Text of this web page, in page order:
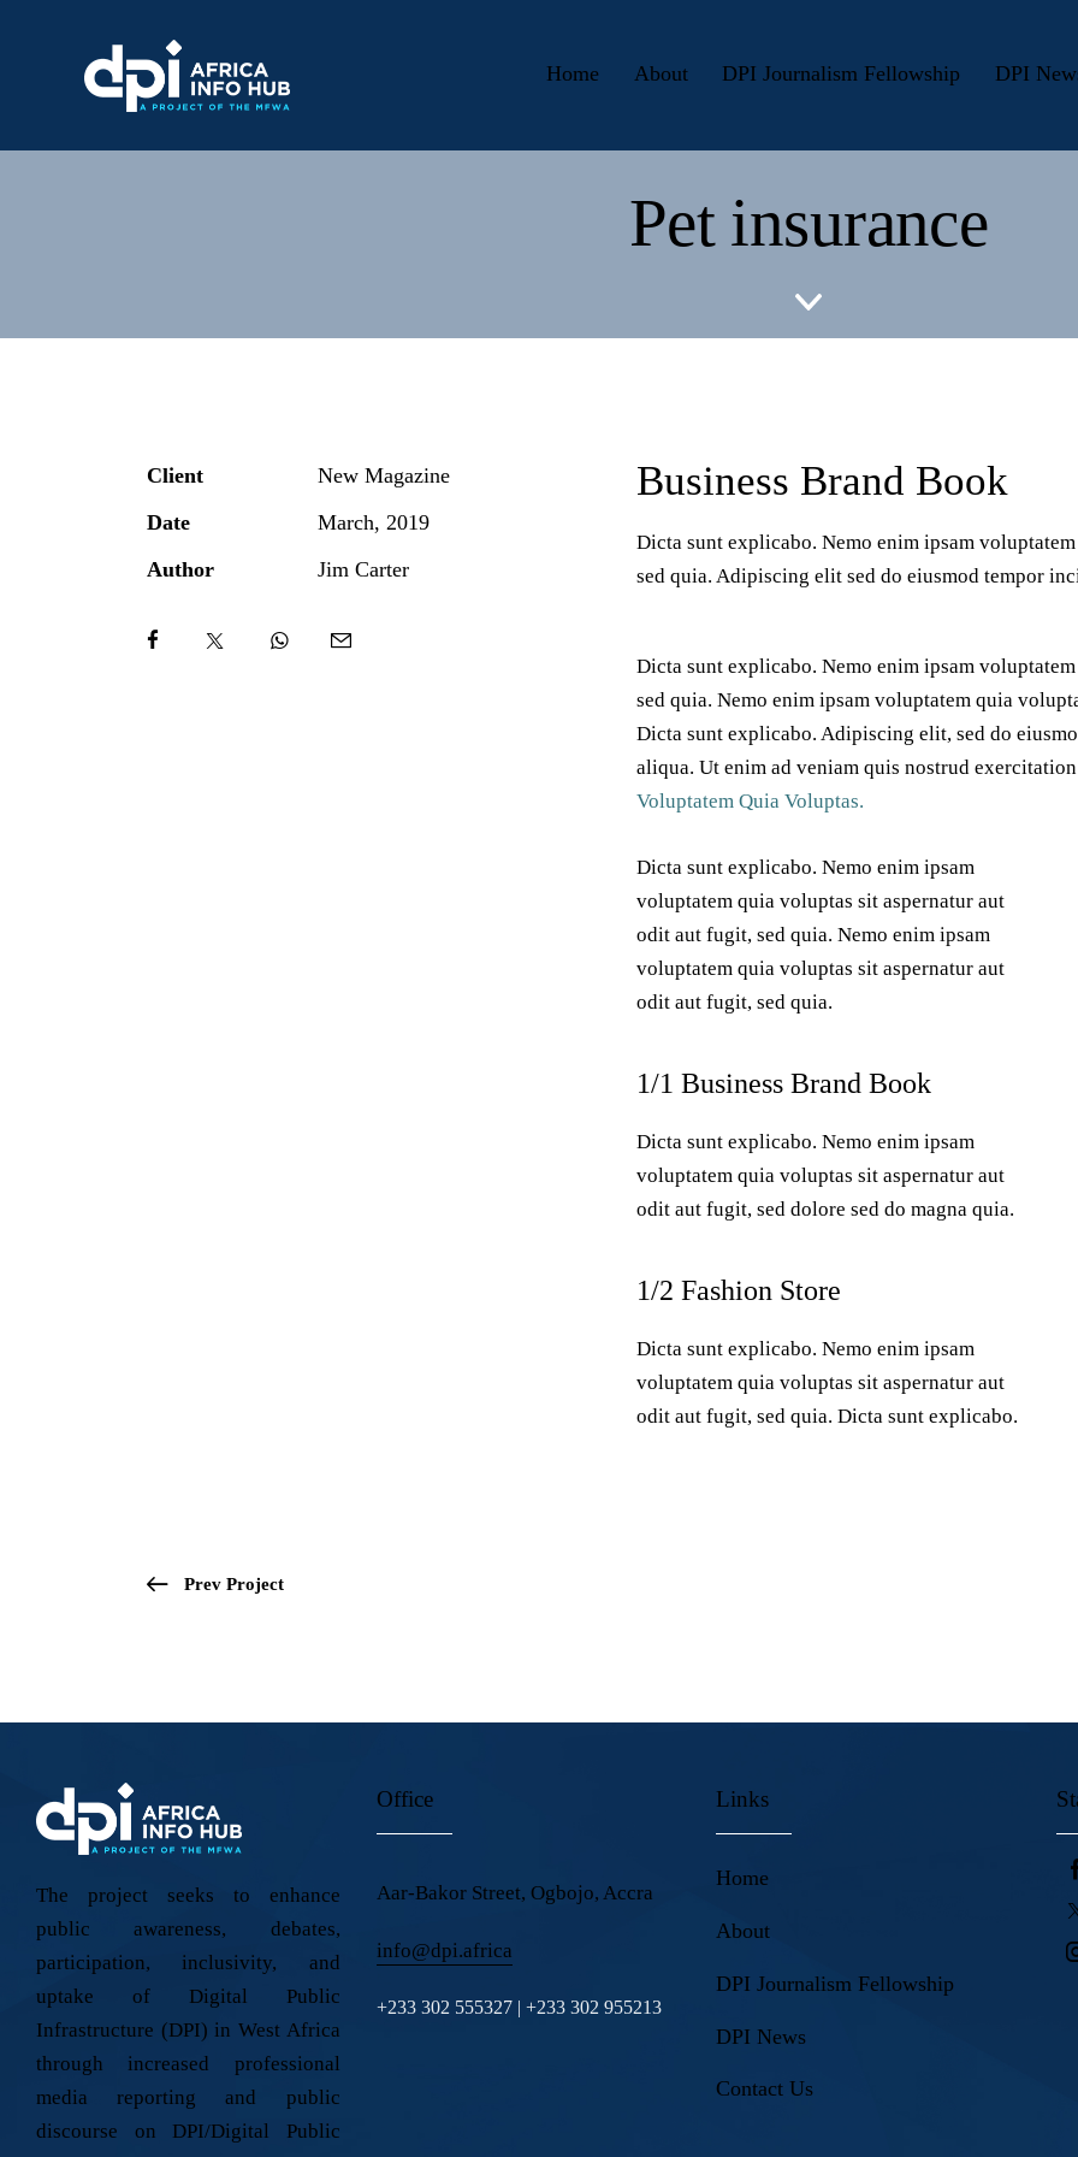
Home About DPI Journalism Fellowship DPI
Pet insurance
Client
New Magazine
Date
March, 2019
Author
Jim Carter
Business Brand Book
Dicta sunt explicabo. Nemo enim ipsam
sed quia. Adipiscing elit sed do eiusmod tempor
Dicta sunt explicabo. Nemo enim ipsam
sed quia. Nemo enim ipsam voluptatem quia
Dicta sunt explicabo. Adipiscing elit, sed do
aliqua. Ut enim ad veniam quis nostrud
Voluptatem Quia Voluptas.
Dicta sunt explicabo. Nemo enim ipsam
voluptatem quia voluptas sit aspernatur aut
odit aut fugit, sed quia. Nemo enim ipsam
voluptatem quia voluptas sit aspernatur aut
odit aut fugit, sed quia.
1/1 Business Brand Book
Dicta sunt explicabo. Nemo enim ipsam
voluptatem quia voluptas sit aspernatur aut
odit aut fugit, sed dolore sed do magna quia.
1/2 Fashion Store
Dicta sunt explicabo. Nemo enim ipsam
voluptatem quia voluptas sit aspernatur aut
odit aut fugit, sed quia. Dicta sunt explicabo.
Prev Project
The project seeks to enhance
public awareness, debates,
participation, inclusivity, and
uptake of Digital Public
Infrastructure (DPI) in West Africa
through increased professional
media reporting and public
discourse on DPI/Digital Public
Office
Aar-Bakor Street, Ogbojo, Accra
info@dpi.africa
+233 302 555327 | +233 302 955213
Links
Home
About
DPI Journalism Fellowship
DPI News
Contact Us